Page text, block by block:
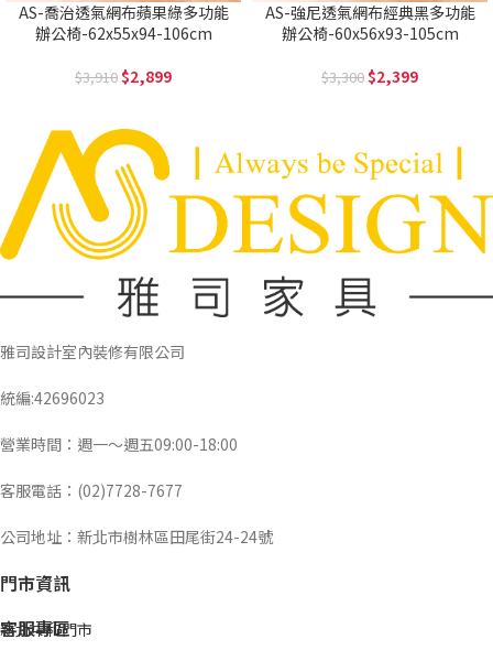
AS-喬治透氣網布蘋果綠多功能
辦公椅-62x55x94-106cm
3,910 2,899
AS-強尼透氣網布經典黑多功能
辦公椅-60x56x93-105cm
3,300 2,399
雅司設計室內裝修有限公司
統編:42696023
營業時間：週一～週五09:00-18:00
客服電話：(02)7728-7677
公司地址：新北市樹林區田尾街24-24號
門市資訊
新北中和門市
客服專區